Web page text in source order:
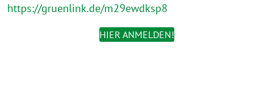
https://gruenlink.de/m29ewdksp8
HIER ANMELDEN!